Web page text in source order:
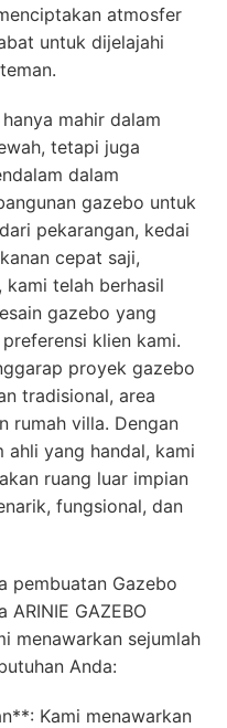
atmosfer
untuk dijelajahi
mahir dalam
tetapi juga
dalam
gazebo untuk
pekarangan, kedai
cepat saji,
kami telah berhasil
gazebo yang
klien kami.
proyek gazebo
tradisional, area
rumah villa. Dengan
ahli yang handal, kami
ruang luar impian
fungsional, dan
pembuatan Gazebo
GAZEBO
menawarkan sejumlah
Anda:
Kami menawarkan